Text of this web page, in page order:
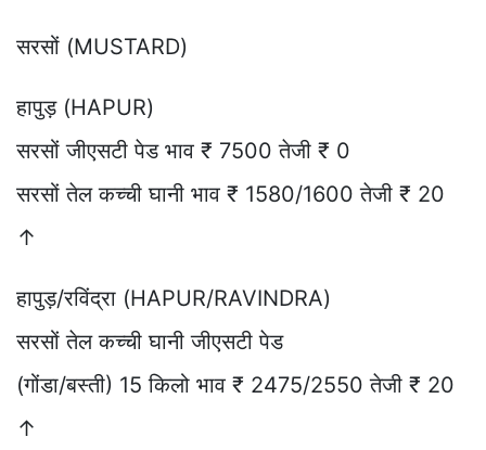
सरसों (MUSTARD)
हापुड़ (HAPUR)
सरसों जीएसटी पेड भाव ₹ 7500 तेजी ₹ 0
सरसों तेल कच्ची घानी भाव ₹ 1580/1600 तेजी ₹ 20
↑
हापुड़/रविंद्रा (HAPUR/RAVINDRA)
सरसों तेल कच्ची घानी जीएसटी पेड
(गोंडा/बस्ती) 15 किलो भाव ₹ 2475/2550 तेजी ₹ 20
↑